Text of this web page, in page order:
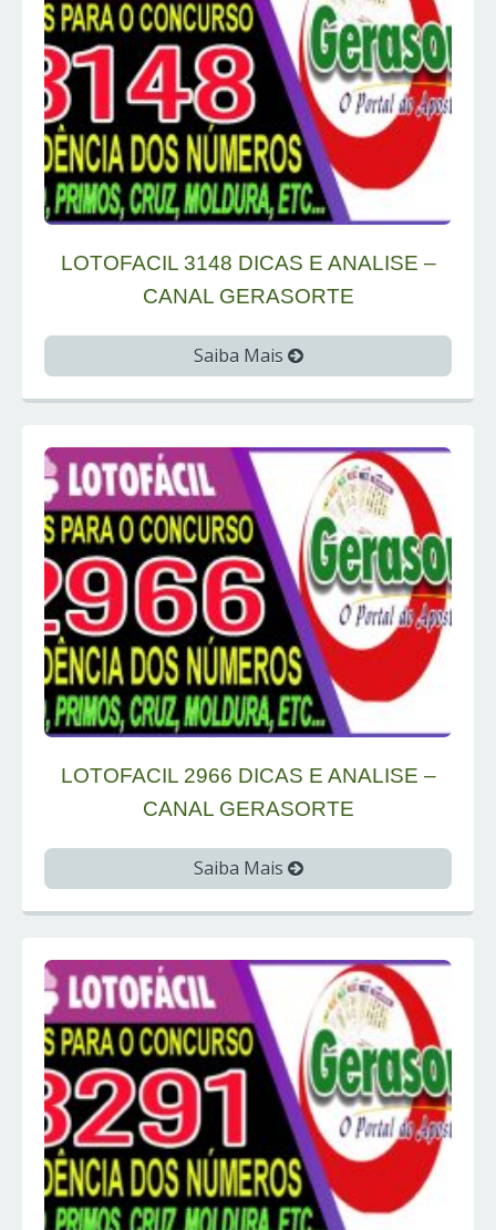
LOTOFACIL 3148 DICAS E ANALISE –
CANAL GERASORTE
Saiba Mais
LOTOFACIL 2966 DICAS E ANALISE –
CANAL GERASORTE
Saiba Mais